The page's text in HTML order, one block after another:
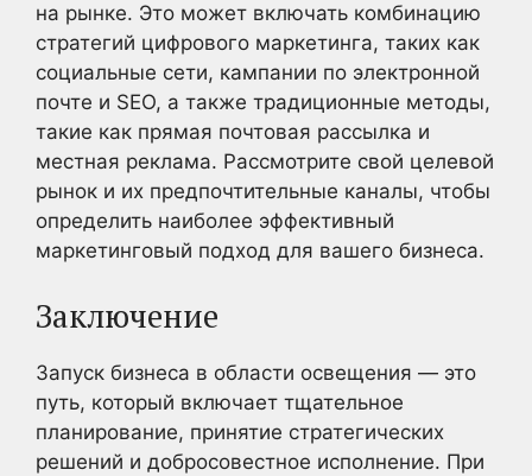
на рынке. Это может включать комбинацию
стратегий цифрового маркетинга, таких как
социальные сети, кампании по электронной
почте и SEO, а также традиционные методы,
такие как прямая почтовая рассылка и
местная реклама. Рассмотрите свой целевой
рынок и их предпочтительные каналы, чтобы
определить наиболее эффективный
маркетинговый подход для вашего бизнеса.
Заключение
Запуск бизнеса в области освещения — это
путь, который включает тщательное
планирование, принятие стратегических
решений и добросовестное исполнение. При